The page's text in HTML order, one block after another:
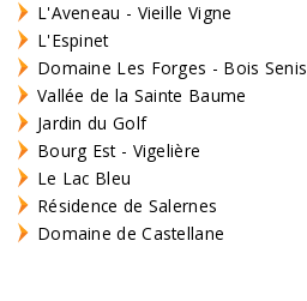
L'Aveneau - Vieille Vigne
L'Espinet
Domaine Les Forges - Bois Senis
Vallée de la Sainte Baume
Jardin du Golf
Bourg Est - Vigelière
Le Lac Bleu
Résidence de Salernes
Domaine de Castellane